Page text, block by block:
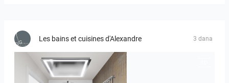
Les bains et cuisines d'Alexandre 3 dana